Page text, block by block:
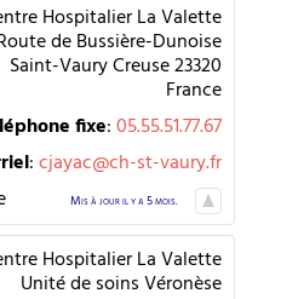
Hospitalier La Valette
de Bussière-Dunoise
Saint-VauryCreuse23320
France
fixe:05.55.51.77.67
:cjayac@ch-st-vaury.fr
Mis à jour il y a 5 mois.
Hospitalier La Valette
Unité de soins Véronèse